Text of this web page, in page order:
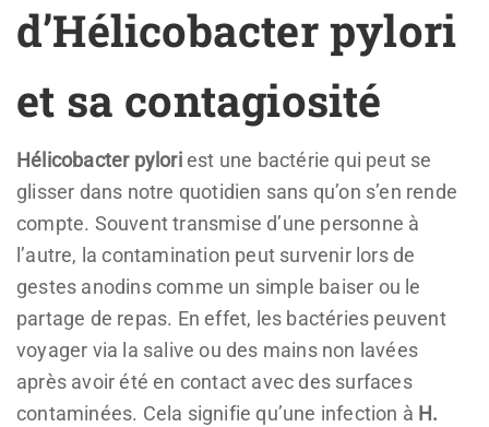
d’Hélicobacter pylori
et sa contagiosité
Hélicobacter pyloriest une bactérie qui peut se
glisser dans notre quotidien sans qu’on s’en rende
compte. Souvent transmise d’une personne à
l’autre, la contamination peut survenir lors de
gestes anodins comme un simple baiser ou le
partage de repas. En effet, les bactéries peuvent
voyager via la salive ou des mains non lavées
après avoir été en contact avec des surfaces
contaminées. Cela signifie qu’une infection à H.